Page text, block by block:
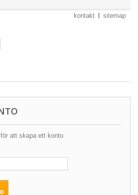
kontakt sitemap
att skapa ett konto